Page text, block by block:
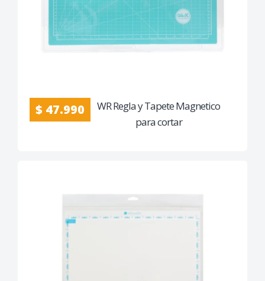
$ 47.990
WR Regla y Tapete Magnetico
para cortar